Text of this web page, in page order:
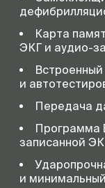
Карта
ЭКГ и аудио-
и
Передача
Программа
записанной
и